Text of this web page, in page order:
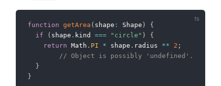
function getArea ( shape : Shape )
{
if
( shape . kind === "circle" )
{
return Math . PI * shape . radius ** 2 ;
// Object is possibly 'undefined'.
}
}